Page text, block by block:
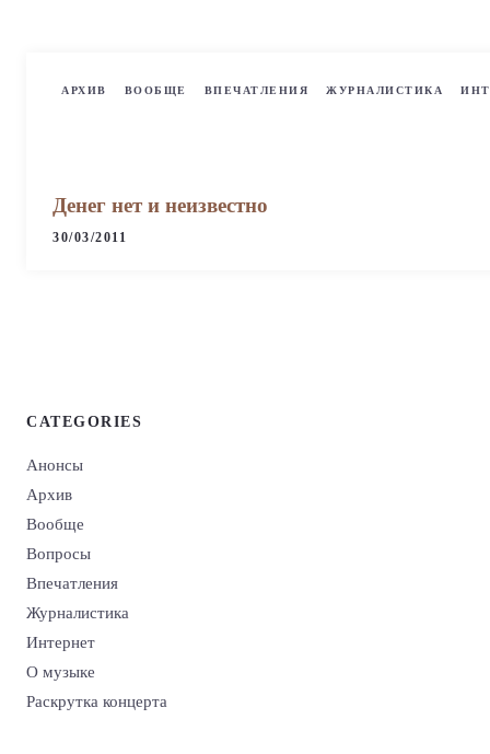
АРХИВ ВООБЩЕ ВПЕЧАТЛЕНИЯ ЖУРНАЛИСТИКА
Денег нет и неизвестно
30/03/2011
CATEGORIES
Анонсы
Архив
Вообще
Вопросы
Впечатления
Журналистика
Интернет
О музыке
Раскрутка концерта